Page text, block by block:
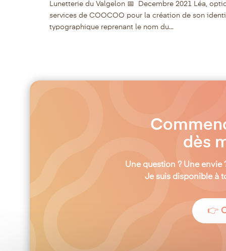
Lunetterie du Valgelon 📅 Decembre 2021 Léa,
services de COOCOO pour la création de son
typographique reprenant le nom du...
dès
Une question ? Une envie
Je suis disponible à
👉